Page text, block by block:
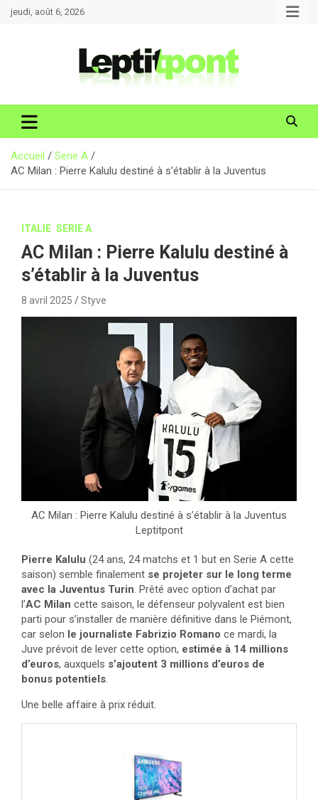
Aller
au
jeudi, août 6, 2026
Accueil
Serie A
AC Milan : Pierre Kalulu destiné à s’établir à la Juventus
ITALIE SERIE A
AC Milan : Pierre Kalulu destiné à
s’établir à la Juventus
8 avril 2025 Styve
AC Milan : Pierre Kalulu destiné à s’établir à la Juventus
Leptitpont
Pierre Kalulu (24 ans, 24 matchs et 1 but en Serie A cette
saison) semble finalement se projeter sur le long terme
avec la Juventus Turin. Prêté avec option d’achat par
l’AC Milan cette saison, le défenseur polyvalent est bien
parti pour s’installer de manière définitive dans le Piémont,
car selon le journaliste Fabrizio Romano ce mardi, la
Juve prévoit de lever cette option, estimée à 14 millions
d’euros, auxquels s’ajoutent 3 millions d’euros de
bonus potentiels.
Une belle affaire à prix réduit.